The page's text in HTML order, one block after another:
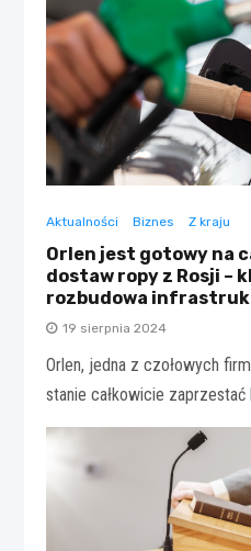
Aktualności Biznes Z kraju
Orlen jest gotowy na
dostaw ropy z Rosji –
rozbudowa
19 sierpnia 2024
Orlen, jedna z czołowych
stanie całkowicie